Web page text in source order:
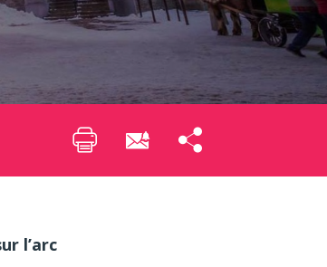
l’arc